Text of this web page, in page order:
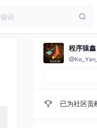
程序猿鑫
已为社区贡